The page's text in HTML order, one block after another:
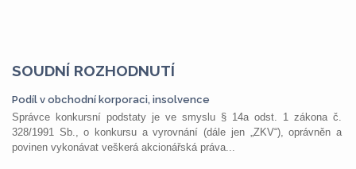
SOUDNÍ ROZHODNUTÍ
Podíl v obchodní korporaci, insolvence
Správce konkursní podstaty je ve smyslu § 14a odst. 1 zákona č.
328/1991 Sb., o konkursu a vyrovnání (dále jen „ZKV“), oprávněn a
povinen vykonávat veškerá akcionářská práva...